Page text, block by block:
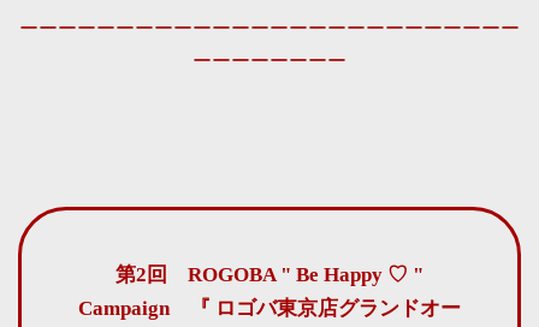
ーーーーーーーーーーーーーーーーーーーーーーーーーー
ーーーーーーーー
第2回 ROGOBA " Be Happy ♡ "
Campaign 『 ロゴバ東京店グランドオー